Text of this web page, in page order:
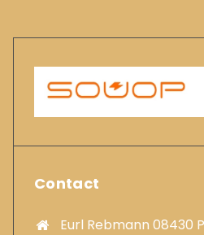
Contact
Eurl Rebmann 08430